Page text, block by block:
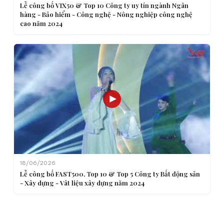
Lễ công bố VIX50 & Top 10 Công ty uy tín ngành Ngân
hàng - Bảo hiểm - Công nghệ - Nông nghiệp công nghệ
cao năm 2024
18/06/2026
Lễ công bố FAST500, Top 10 & Top 5 Công ty Bất động sản
- Xây dựng - Vât liệu xây dựng năm 2024